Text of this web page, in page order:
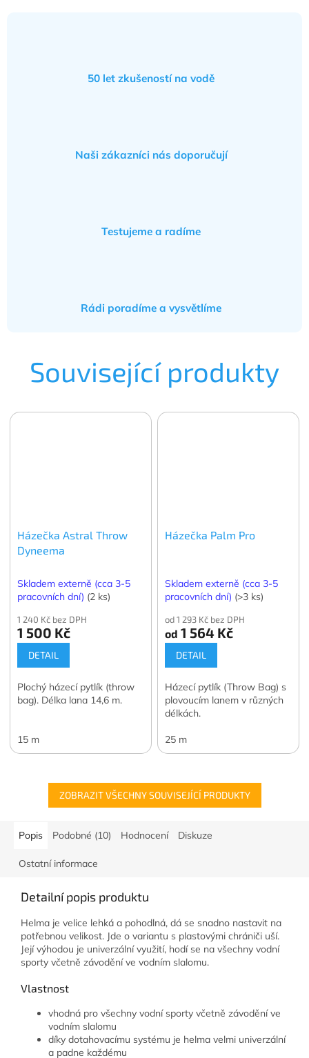
50 let zkušeností na vodě
Naši zákazníci nás doporučují
Testujeme a radíme
Rádi poradíme a vysvětlíme
Související produkty
Házečka Astral Throw
Dyneema
Skladem externě (cca 3-5
pracovních dní) (2 ks)
1 240 Kč bez DPH
1 500 Kč
DETAIL
Plochý házecí pytlík (throw
bag). Délka lana 14,6 m.
15 m
Házečka Palm Pro
Skladem externě (cca 3-5
pracovních dní) (>3 ks)
od 1 293 Kč bez DPH
od 1 564 Kč
DETAIL
Házecí pytlík (Throw Bag) s
plovoucím lanem v různých
délkách.
25 m
ZOBRAZIT VŠECHNY SOUVISEJÍCÍ PRODUKTY
Popis Podobné (10) Hodnocení Diskuze
Ostatní informace
Detailní popis produktu
Helma je velice lehká a pohodlná, dá se snadno nastavit na
potřebnou velikost. Jde o variantu s plastovými chrániči uší.
Její výhodou je univerzální využití, hodí se na všechny vodní
sporty včetně závodění ve vodním slalomu.
Vlastnost
vhodná pro všechny vodní sporty včetně závodění ve
vodním slalomu
díky dotahovacímu systému je helma velmi univerzální
a padne každému